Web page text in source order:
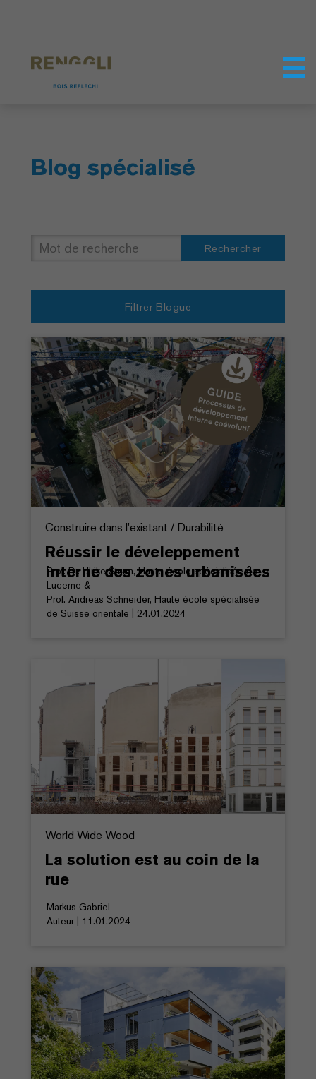
Blog spécialisé
Rechercher
Filtrer Blogue
Construire dans l'existant / Durabilité
Réussir le déveleppement
interne des zones urbanisées
Prof. Dr. Ulrike Sturm, Haute école spécialisée de
Lucerne &
Prof. Andreas Schneider, Haute école spécialisée
de Suisse orientale | 24.01.2024
World Wide Wood
La solution est au coin de la
rue
Markus Gabriel
Auteur | 11.01.2024